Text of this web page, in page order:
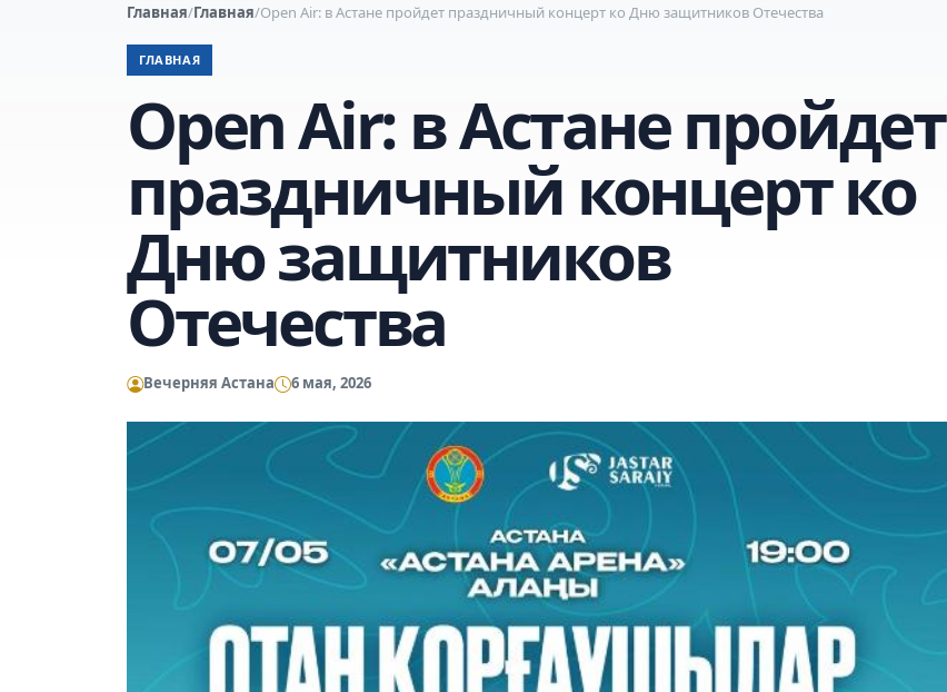
Главная/Главная/Open Air: в Астане пройдет праздничный концерт ко Дню защитников Отечества
ГЛАВНАЯ
Open Air: в Астане пройдет
праздничный концерт ко
Дню защитников
Отечества
Вечерняя Астана 6 мая, 2026